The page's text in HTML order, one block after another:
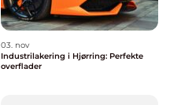
03. nov
Industrilakering i Hjørring: Perfekte
overflader